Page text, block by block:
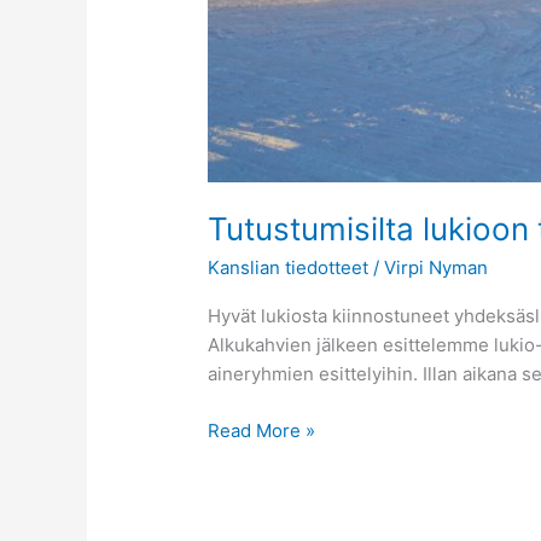
Tutustumisilta lukioon
Kanslian tiedotteet /Virpi Nyman
Hyvät lukiosta kiinnostuneet
Alkukahvien jälkeen esittelemme
aineryhmien esittelyihin. Illan aikana
Read More »